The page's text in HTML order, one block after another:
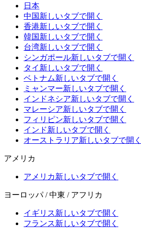
日本
中国新しいタブで開く
香港新しいタブで開く
韓国新しいタブで開く
台湾新しいタブで開く
シンガポール新しいタブで開く
タイ 新しいタブで開く
ベトナム新しいタブで開く
ミャンマー新しいタブで開く
インドネシア新しいタブで開く
マレーシア新しいタブで開く
フィリピン新しいタブで開く
インド新しいタブで開く
オーストラリア新しいタブで開く
アメリカ
アメリカ新しいタブで開く
ヨーロッパ / 中東 / アフリカ
イギリス新しいタブで開く
フランス新しいタブで開く